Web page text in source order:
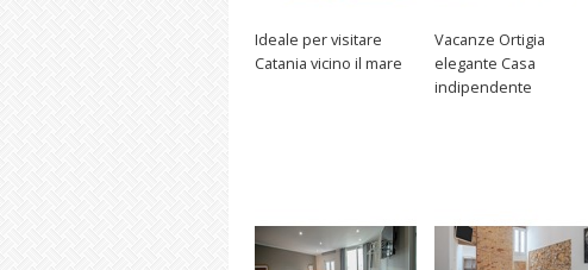
Ideale per visitare
Catania vicino il mare
Vacanze Ortigia
elegante Casa
indipendente